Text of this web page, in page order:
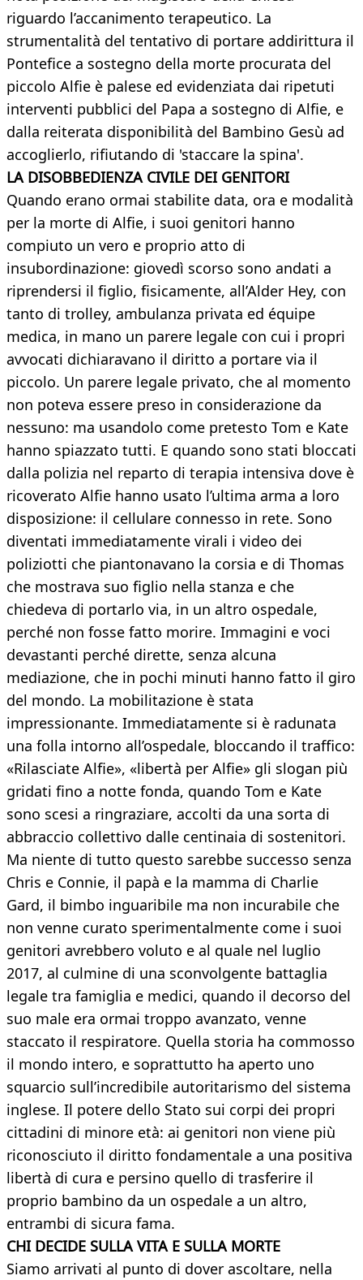
riguardo l’accanimento terapeutico. La
strumentalità del tentativo di portare addirittura il
Pontefice a sostegno della morte procurata del
piccolo Alfie è palese ed evidenziata dai ripetuti
interventi pubblici del Papa a sostegno di Alfie, e
dalla reiterata disponibilità del Bambino Gesù ad
accoglierlo, rifiutando di 'staccare la spina'.
LA DISOBBEDIENZA CIVILE DEI GENITORI
Quando erano ormai stabilite data, ora e modalità
per la morte di Alfie, i suoi genitori hanno
compiuto un vero e proprio atto di
insubordinazione: giovedì scorso sono andati a
riprendersi il figlio, fisicamente, all’Alder Hey, con
tanto di trolley, ambulanza privata ed équipe
medica, in mano un parere legale con cui i propri
avvocati dichiaravano il diritto a portare via il
piccolo. Un parere legale privato, che al momento
non poteva essere preso in considerazione da
nessuno: ma usandolo come pretesto Tom e Kate
hanno spiazzato tutti. E quando sono stati bloccati
dalla polizia nel reparto di terapia intensiva dove è
ricoverato Alfie hanno usato l’ultima arma a loro
disposizione: il cellulare connesso in rete. Sono
diventati immediatamente virali i video dei
poliziotti che piantonavano la corsia e di Thomas
che mostrava suo figlio nella stanza e che
chiedeva di portarlo via, in un altro ospedale,
perché non fosse fatto morire. Immagini e voci
devastanti perché dirette, senza alcuna
mediazione, che in pochi minuti hanno fatto il giro
del mondo. La mobilitazione è stata
impressionante. Immediatamente si è radunata
una folla intorno all’ospedale, bloccando il traffico:
«Rilasciate Alfie», «libertà per Alfie» gli slogan più
gridati fino a notte fonda, quando Tom e Kate
sono scesi a ringraziare, accolti da una sorta di
abbraccio collettivo dalle centinaia di sostenitori.
Ma niente di tutto questo sarebbe successo senza
Chris e Connie, il papà e la mamma di Charlie
Gard, il bimbo inguaribile ma non incurabile che
non venne curato sperimentalmente come i suoi
genitori avrebbero voluto e al quale nel luglio
2017, al culmine di una sconvolgente battaglia
legale tra famiglia e medici, quando il decorso del
suo male era ormai troppo avanzato, venne
staccato il respiratore. Quella storia ha commosso
il mondo intero, e soprattutto ha aperto uno
squarcio sull’incredibile autoritarismo del sistema
inglese. Il potere dello Stato sui corpi dei propri
cittadini di minore età: ai genitori non viene più
riconosciuto il diritto fondamentale a una positiva
libertà di cura e persino quello di trasferire il
proprio bambino da un ospedale a un altro,
entrambi di sicura fama.
CHI DECIDE SULLA VITA E SULLA MORTE
Siamo arrivati al punto di dover ascoltare, nella